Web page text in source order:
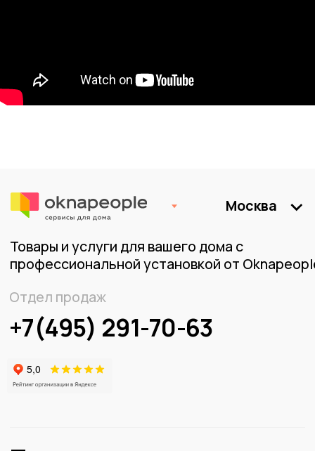
Представленные на сайте материалы и условия
носят исключительно информационный характер
и не являются публичной офертой, определяемой
продуктах, услугах и их стоимости обращайтесь к
нашим специалистам.
Политика конфиденциальности и обработки
персональных данных